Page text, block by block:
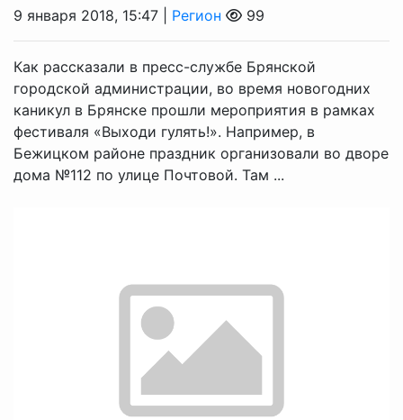
9 января 2018, 15:47 | Регион 99
Как рассказали в пресс-службе Брянской
городской администрации, во время новогодних
каникул в Брянске прошли мероприятия в рамках
фестиваля «Выходи гулять!». Например, в
Бежицком районе праздник организовали во дворе
дома №112 по улице Почтовой. Там ...